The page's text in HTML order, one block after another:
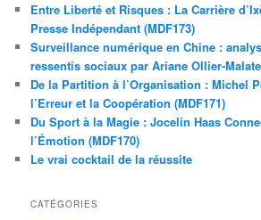
Entre Liberté et Risques : La Carrière
Presse Indépendant (MDF173)
Surveillance numérique en Chine :
ressentis sociaux par Ariane Ollier-
De la Partition à l’Organisation : Michel
l’Erreur et la Coopération (MDF171)
Du Sport à la Magie : Jocelin Haas
l’Émotion (MDF170)
Le vrai cocktail de la réussite
CATÉGORIES